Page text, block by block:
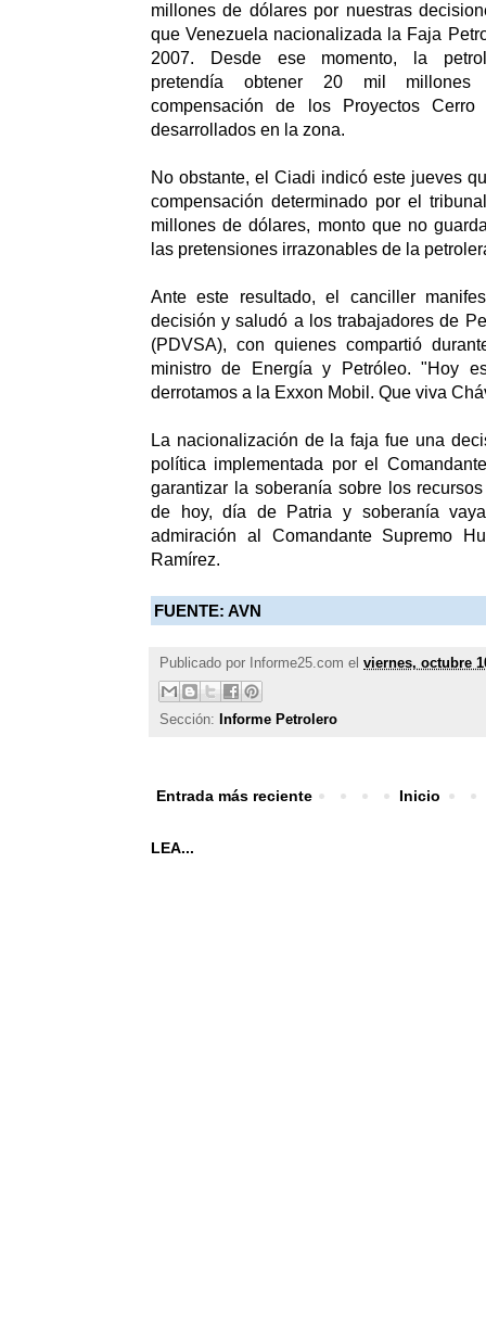
millones de dólares por nuestras
que Venezuela nacionalizada la Faja
2007. Desde ese momento, la
pretendía obtener 20 mil
compensación de los Proyectos
desarrollados en la zona.
No obstante, el Ciadi indicó este jueves
compensación determinado por el
millones de dólares, monto que no
las pretensiones irrazonables de la
Ante este resultado, el canciller
decisión y saludó a los trabajadores de
(PDVSA), con quienes compartió
ministro de Energía y Petróleo. "Hoy
derrotamos a la Exxon Mobil. Que viva
La nacionalización de la faja fue una
política implementada por el
garantizar la soberanía sobre los
de hoy, día de Patria y soberanía
admiración al Comandante Supremo
Ramírez.
FUENTE: AVN
Publicado por Informe25.com el viernes, octubre
Sección: Informe Petrolero
Entrada más reciente Inicio
LEA...